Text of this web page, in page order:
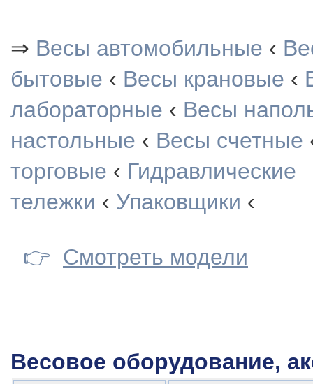
⇒ Весы автомобильные ‹
бытовые ‹ Весы крановые ‹
лабораторные ‹ Весы
настольные ‹ Весы счетные
торговые ‹ Гидравлические
тележки ‹ Упаковщики ‹
👉 Смотреть модели
Весовое оборудование,